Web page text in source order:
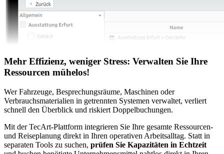
Mehr Effizienz, weniger Stress: Verwalten Sie Ihre
Ressourcen mühelos!
Wer Fahrzeuge, Besprechungsräume, Maschinen oder
Verbrauchsmaterialien in getrennten Systemen verwaltet, verliert
schnell den Überblick und riskiert Doppelbuchungen.
Mit der TecArt-Plattform integrieren Sie Ihre gesamte Ressourcen-
und Reiseplanung direkt in Ihren operativen Arbeitsalltag. Statt in
separaten Tools zu suchen, prüfen Sie Kapazitäten in Echtzeit